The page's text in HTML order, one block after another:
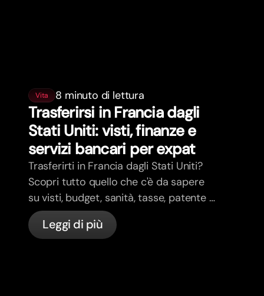
Vita 8 minuto di lettura
Trasferirsi in Francia dagli
Stati Uniti: visti, finanze e
servizi bancari per expat
Trasferirti in Francia dagli Stati Uniti?
Scopri tutto quello che c'è da sapere
su visti, budget, sanità, tasse, patente e
servizi bancari per expat in Francia con
bunq.Leggi di più